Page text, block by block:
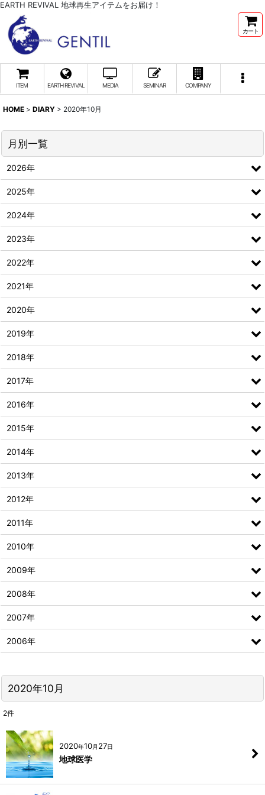
EARTH REVIVAL 地球再生アイテムをお届け！
カート
ITEM EARTH REVIVAL MEDIA SEMINAR COMPANY
HOME > DIARY > 2020年10月
2020年10月
2件
2020年10月 27日
地球医学
月別一覧
2026年
2025年
2024年
2023年
2022年
2021年
2020年
2019年
2018年
2017年
2016年
2015年
2014年
2013年
2012年
2011年
2010年
2009年
2008年
2007年
2006年